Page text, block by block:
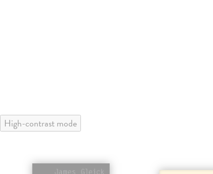
High-contrast mode